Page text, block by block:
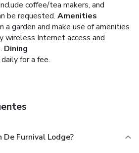
coffee/tea makers, and
be requested. Amenities
a garden and make use of amenities
wireless Internet access and
Dining
for a fee.
De Furnival Lodge?